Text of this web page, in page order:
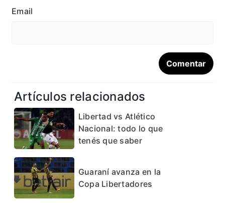
Email
Artículos relacionados
Libertad vs Atlético
Nacional: todo lo que
tenés que saber
Guaraní avanza en la
Copa Libertadores